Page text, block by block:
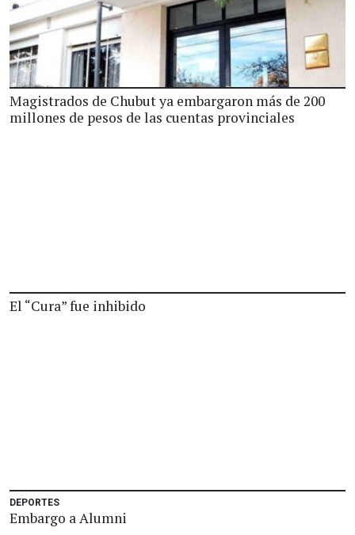
Magistrados de Chubut ya embargaron más de 200
millones de pesos de las cuentas provinciales
El “Cura” fue inhibido
DEPORTES
Embargo a Alumni